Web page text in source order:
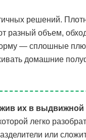
решений.
разный объем,
— сплошные
домашние
их в выдвижной
легко
или